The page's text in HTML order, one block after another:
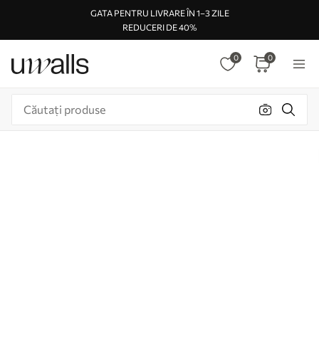
GATA PENTRU LIVRARE ÎN 1–3 ZILE
REDUCERI DE 40%
0 0